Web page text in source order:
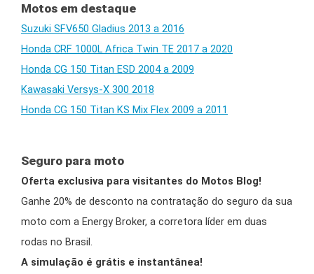
Motos em destaque
Suzuki SFV650 Gladius 2013 a 2016
Honda CRF 1000L Africa Twin TE 2017 a 2020
Honda CG 150 Titan ESD 2004 a 2009
Kawasaki Versys-X 300 2018
Honda CG 150 Titan KS Mix Flex 2009 a 2011
Seguro para moto
Oferta exclusiva para visitantes do Motos Blog!
Ganhe 20% de desconto na contratação do seguro da sua
moto com a Energy Broker, a corretora líder em duas
rodas no Brasil.
A simulação é grátis e instantânea!